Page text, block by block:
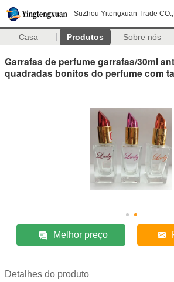
SuZhou Yitengxuan Trade
Casa Produtos Sobre nós
Garrafas de perfume garrafas/30ml
quadradas bonitos do perfume com
Melhor preço
Detalhes do produto